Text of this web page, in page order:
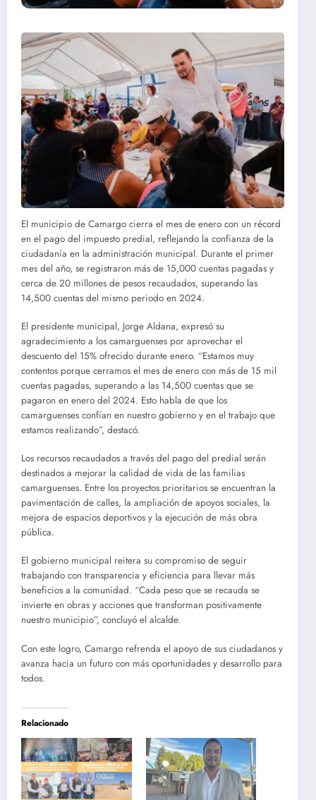
El municipio de Camargo cierra el mes de enero con un récord
en el pago del impuesto predial, reflejando la confianza de la
ciudadanía en la administración municipal. Durante el primer
mes del año, se registraron más de 15,000 cuentas pagadas y
cerca de 20 millones de pesos recaudados, superando las
14,500 cuentas del mismo periodo en 2024.
El presidente municipal, Jorge Aldana, expresó su
agradecimiento a los camarguenses por aprovechar el
descuento del 15% ofrecido durante enero. “Estamos muy
contentos porque cerramos el mes de enero con más de 15 mil
cuentas pagadas, superando a las 14,500 cuentas que se
pagaron en enero del 2024. Esto habla de que los
camarguenses confían en nuestro gobierno y en el trabajo que
estamos realizando”, destacó.
Los recursos recaudados a través del pago del predial serán
destinados a mejorar la calidad de vida de las familias
camarguenses. Entre los proyectos prioritarios se encuentran la
pavimentación de calles, la ampliación de apoyos sociales, la
mejora de espacios deportivos y la ejecución de más obra
pública.
El gobierno municipal reitera su compromiso de seguir
trabajando con transparencia y eficiencia para llevar más
beneficios a la comunidad. “Cada peso que se recauda se
invierte en obras y acciones que transforman positivamente
nuestro municipio”, concluyó el alcalde.
Con este logro, Camargo refrenda el apoyo de sus ciudadanos y
avanza hacia un futuro con más oportunidades y desarrollo para
todos.
Relacionado